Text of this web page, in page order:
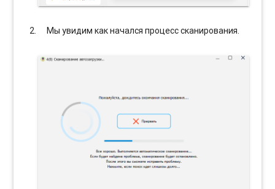
Мы увидим как начался процесс сканирования.